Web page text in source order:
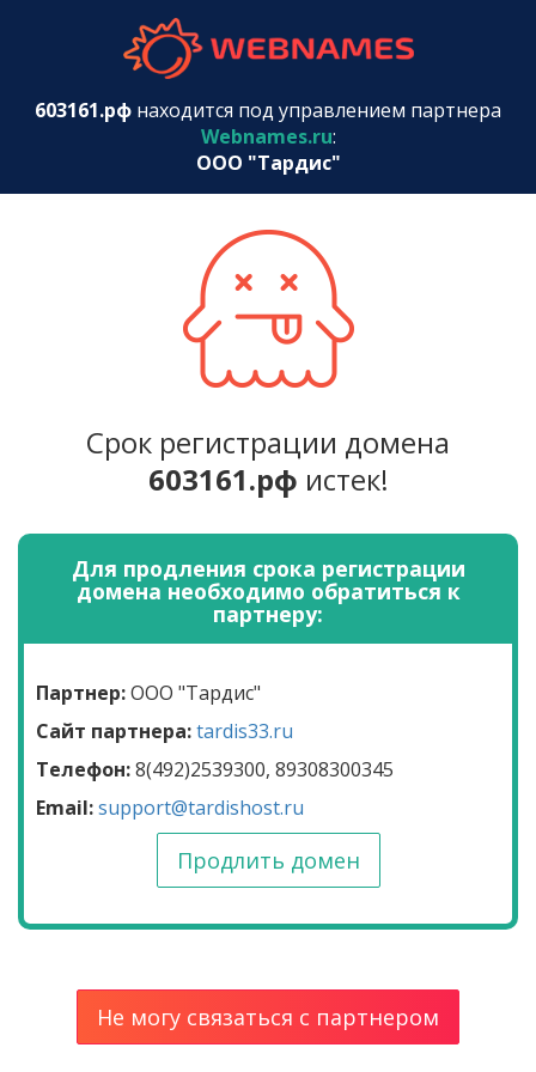
603161.рф находится под управлением партнера
Webnames.ru:
ООО "Тардис"
Срок регистрации домена
603161.рф истек!
Для продления срока регистрации
домена необходимо обратиться к
партнеру:
Партнер:ООО "Тардис"
Сайт партнера:tardis33.ru
Телефон:8(492)2539300, 89308300345
Email:support@tardishost.ru
Продлить домен
Не могу связаться с партнером